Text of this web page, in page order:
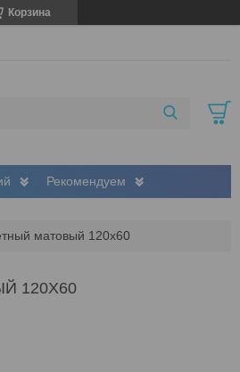
Корзина
Рекомендуем
матовый 120х60
120Х60